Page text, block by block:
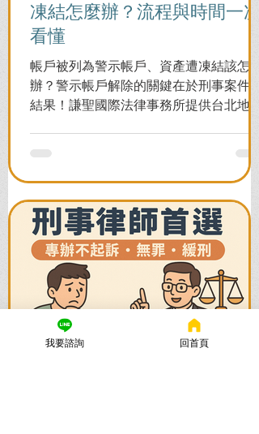
凍結怎麼辦？流程與時間一次
看懂
帳戶被列為警示帳戶、資產遭凍結該怎麼
辦？警示帳戶解除的關鍵在於刑事案件的
結果！謙聖國際法律事務所提供台北地檢
解除警示與衍生管制帳戶，恢復正常生
活。
我要諮詢 回首頁